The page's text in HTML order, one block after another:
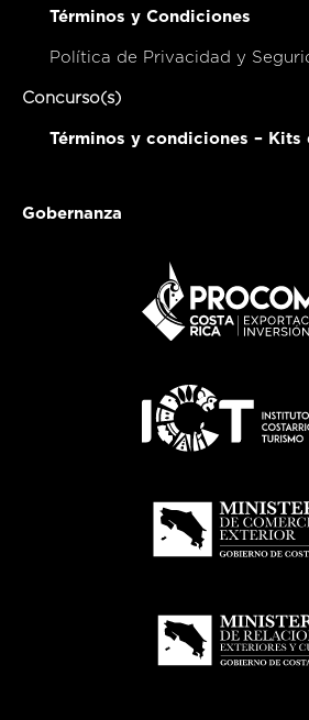
Términos y Condiciones
Política de Privacidad y
Concurso(s)
Términos y condiciones –
Gobernanza